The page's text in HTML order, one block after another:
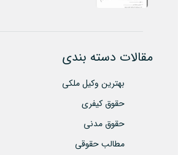
مقالات دسته بندی
بهترین وکیل ملکی
حقوق کیفری
حقوق مدنی
مطالب حقوقی